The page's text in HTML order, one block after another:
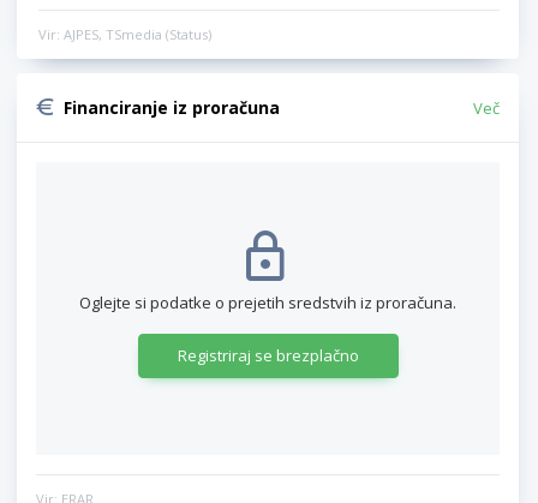
Vir: AJPES, TSmedia (Status)
Financiranje iz proračuna Več
Oglejte si podatke o prejetih sredstvih iz proračuna.
Registriraj se brezplačno
Vir: ERAR